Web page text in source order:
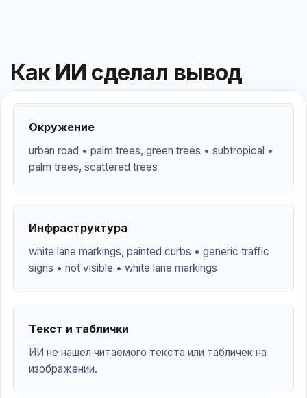
Как ИИ сделал вывод
Окружение
urban road • palm trees, green trees • subtropical •
palm trees, scattered trees
Инфраструктура
white lane markings, painted curbs • generic traffic
signs • not visible • white lane markings
Текст и таблички
ИИ не нашел читаемого текста или табличек на
изображении.